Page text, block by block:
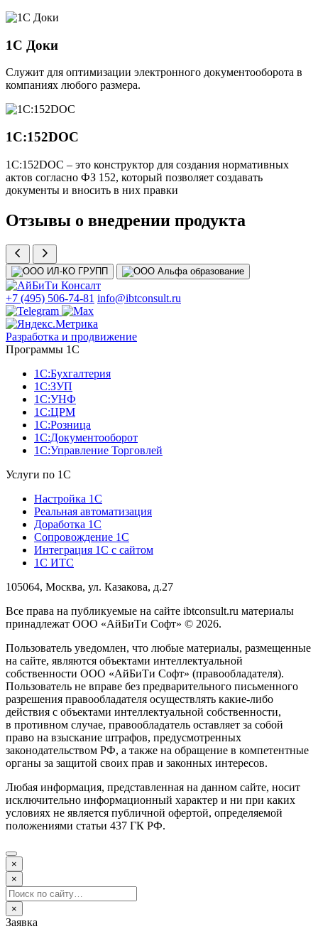
1С Доки
Служит для оптимизации электронного документооборота в
компаниях любого размера.
1С:152DOC
1С:152DOC – это конструктор для создания нормативных
актов согласно ФЗ 152, который позволяет создавать
документы и вносить в них правки
Отзывы о внедрении продукта
+7 (495) 506-74-81 info@ibtconsult.ru
Разработка и продвижение
Программы 1С
1С:Бухгалтерия
1С:ЗУП
1С:УНФ
1С:ЦРМ
1С:Розница
1С:Документооборот
1С:Управление Торговлей
Услуги по 1С
Настройка 1С
Реальная автоматизация
Доработка 1С
Сопровождение 1С
Интеграция 1С с сайтом
1С ИТС
105064, Москва, ул. Казакова, д.27
Все права на публикуемые на сайте ibtconsult.ru материалы
принадлежат ООО «АйБиТи Софт» © 2026.
Пользователь уведомлен, что любые материалы, размещенные
на сайте, являются объектами интеллектуальной
собственности ООО «АйБиТи Софт» (правообладателя).
Пользователь не вправе без предварительного письменного
разрешения правообладателя осуществлять какие-либо
действия с объектами интеллектуальной собственности,
в противном случае, правообладатель оставляет за собой
право на взыскание штрафов, предусмотренных
законодательством РФ, а также на обращение в компетентные
органы за защитой своих прав и законных интересов.
Любая информация, представленная на данном сайте, носит
исключительно информационный характер и ни при каких
условиях не является публичной офертой, определяемой
положениями статьи 437 ГК РФ.
×
×
×
Заявка